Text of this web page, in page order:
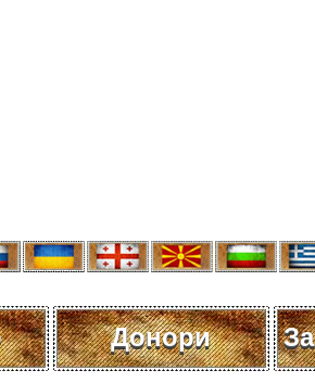
Донори